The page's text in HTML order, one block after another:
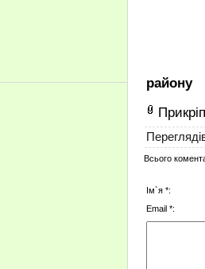
району
Всього
Ім`я *:
Email *: